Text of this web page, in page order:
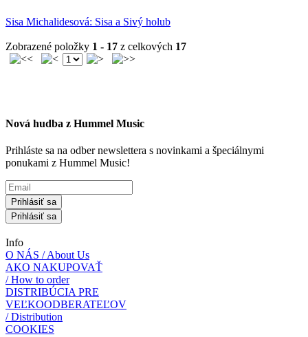
Sisa Michalidesová: Sisa a Sivý holub
Zobrazené položky 1 - 17 z celkových 17
Nová hudba z Hummel Music
Prihláste sa na odber newslettera s novinkami a špeciálnymi
ponukami z Hummel Music!
Prihlásiť sa
Prihlásiť sa
Info
O NÁS / About Us
AKO NAKUPOVAŤ
/ How to order
DISTRIBÚCIA PRE
VEĽKOODBERATEĽOV
/ Distribution
COOKIES